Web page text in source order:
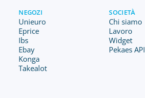
NEGOZI
Unieuro
Eprice
Ibs
Ebay
Konga
Takealot
SOCIETÀ
Chi siamo
Lavoro
Widget
Pekaes API